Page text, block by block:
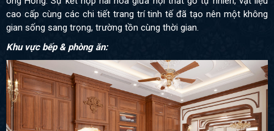
cao cấp cùng các chi tiết trang trí tinh tế đã tạo nên một không
gian sống sang trọng, trường tồn cùng thời gian.
Khu vực bếp & phòng ăn: